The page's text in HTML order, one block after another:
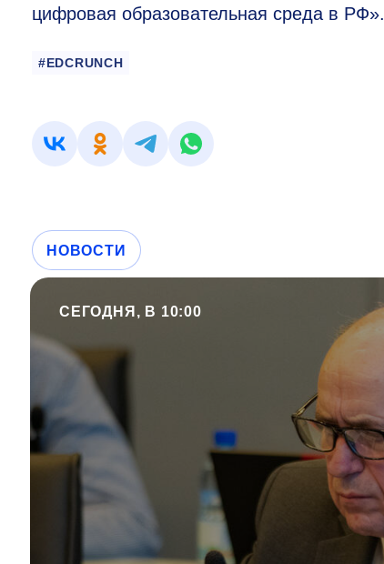
цифровая образовательная среда в РФ».
#EDCRUNCH
НОВОСТИ
СЕГОДНЯ, В 10:00